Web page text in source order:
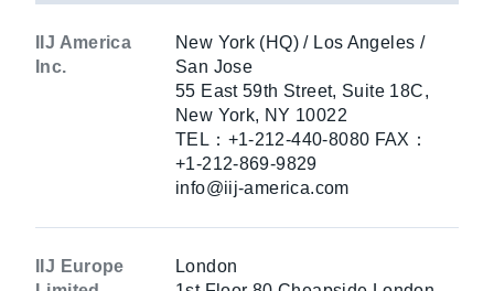
IIJ America
Inc.
New York (HQ) / Los Angeles /
San Jose
55 East 59th Street, Suite 18C,
New York, NY 10022
TEL：+1-212-440-8080 FAX：
+1-212-869-9829
info@iij-america.com
IIJ Europe
London